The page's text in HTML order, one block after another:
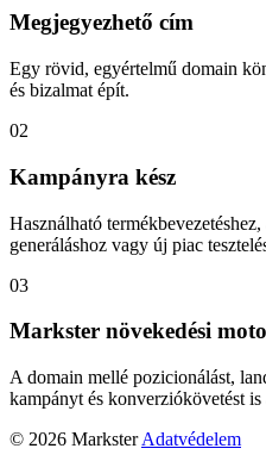
Megjegyezhető cím
Egy rövid, egyértelmű domain
és bizalmat épít.
02
Kampányra kész
Használható
generáláshoz vagy új piac
03
Markster növekedési
A domain mellé pozicionálást,
kampányt és konverziókövetést is
© 2026 Markster Adatvédelem